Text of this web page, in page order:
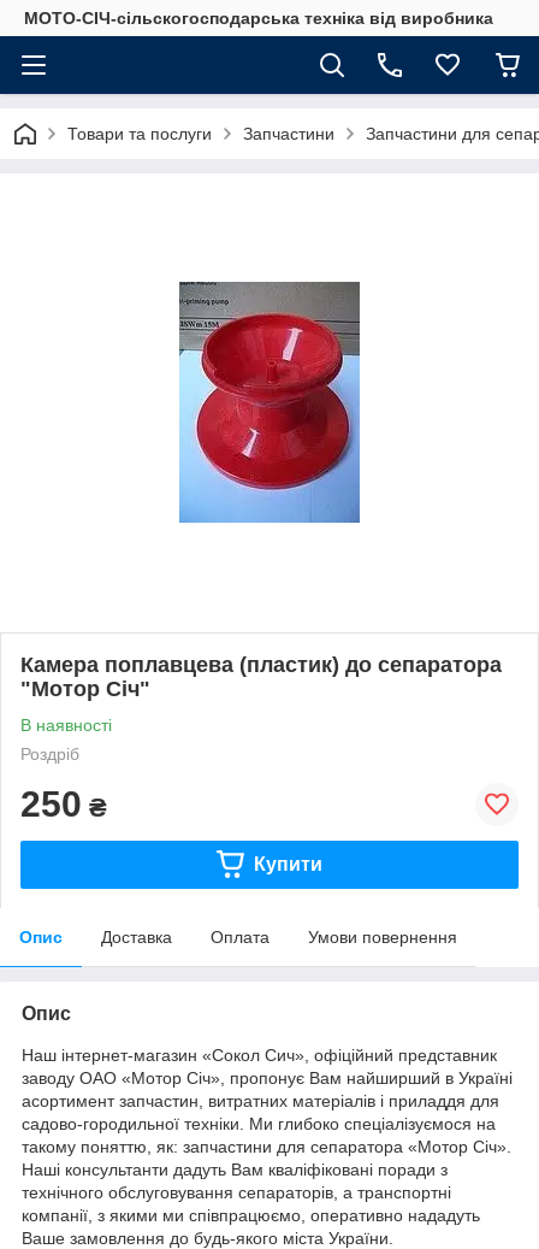
МОТО-СІЧ-сільскогосподарська техніка від виробника
Товари та послуги Запчастини Запчастини для
Камера поплавцева (пластик) до сепаратора
"Мотор Січ"
В наявності
Роздріб
250 ₴
Купити
Опис Доставка Оплата Умови повернення
Опис
Наш інтернет-магазин «Сокол Сич», офіційний представник
заводу ОАО «Мотор Січ», пропонує Вам найширший в Україні
асортимент запчастин, витратних матеріалів і приладдя для
садово-городильної техніки. Ми глибоко спеціалізуємося на
такому поняттю, як: запчастини для сепаратора «Мотор Січ».
Наші консультанти дадуть Вам кваліфіковані поради з
технічного обслуговування сепараторів, а транспортні
компанії, з якими ми співпрацюємо, оперативно нададуть
Ваше замовлення до будь-якого міста України.